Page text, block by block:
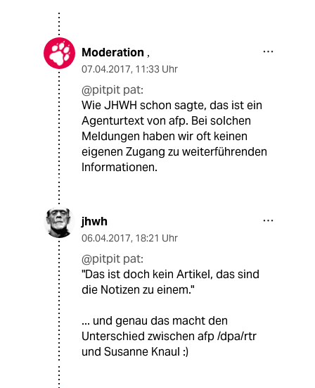
Moderation ,
07.04.2017, 11:33 Uhr
@pitpit pat:
Wie JHWH schon sagte, das ist ein
Agenturtext von afp. Bei solchen
Meldungen haben wir oft keinen
eigenen Zugang zu weiterführenden
Informationen.
jhwh
06.04.2017, 18:21 Uhr
@pitpit pat:
"Das ist doch kein Artikel, das sind
die Notizen zu einem."
... und genau das macht den
Unterschied zwischen afp /dpa/rtr
und Susanne Knaul :)